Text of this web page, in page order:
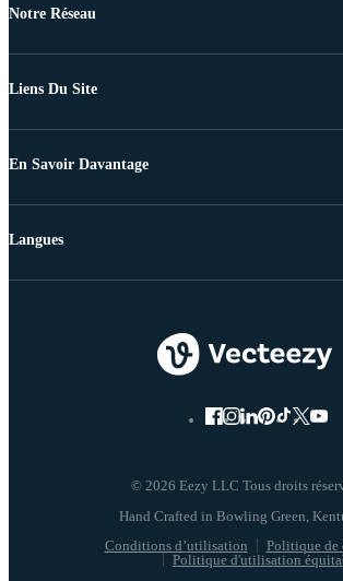
Notre Réseau
Liens Du Site
En Savoir Davantage
© 2026 Eezy LLC Tous droits
Conditions d’utilisation
Politique
Politique d'utilisation
Langues